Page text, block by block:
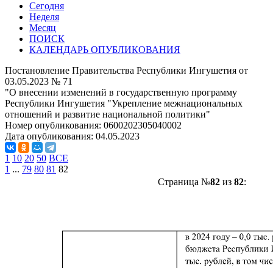
Сегодня
Неделя
Месяц
ПОИСК
КАЛЕНДАРЬ ОПУБЛИКОВАНИЯ
Постановление Правительства Республики Ингушетия от
03.05.2023 № 71
"О внесении изменений в государственную программу
Республики Ингушетия "Укрепление межнациональных
отношений и развитие национальной политики"
Номер опубликования: 0600202305040002
Дата опубликования: 04.05.2023
1 10 20 50 ВСЕ
1 ... 79 80 81 82
Страница №82из 82: